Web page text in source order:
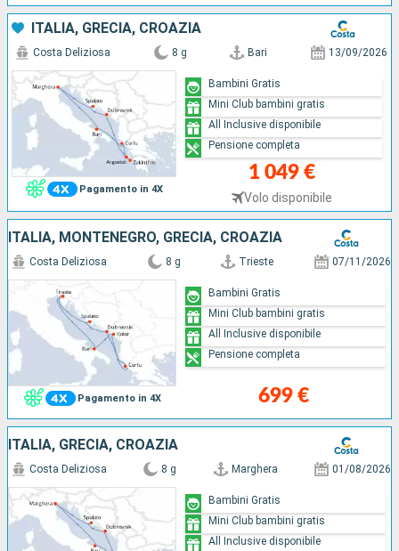
ITALIA, GRECIA, CROAZIA
Pagamento in 4X
Costa Deliziosa 8 g Bari 13/09/2026
1 049 €
Volo disponibile
Bambini Gratis
Mini Club bambini gratis
All Inclusive disponibile
Pensione completa
ITALIA, MONTENEGRO, GRECIA, CROAZIA
Pagamento in 4X
Costa Deliziosa 8 g Trieste 07/11/2026
699 €
Bambini Gratis
Mini Club bambini gratis
All Inclusive disponibile
Pensione completa
ITALIA, GRECIA, CROAZIA
Costa Deliziosa 8 g Marghera 01/08/2026
Bambini Gratis
Mini Club bambini gratis
All Inclusive disponibile